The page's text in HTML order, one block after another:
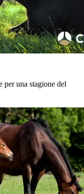
una stagione del